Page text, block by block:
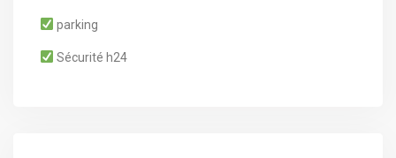
parking
Sécurité h24